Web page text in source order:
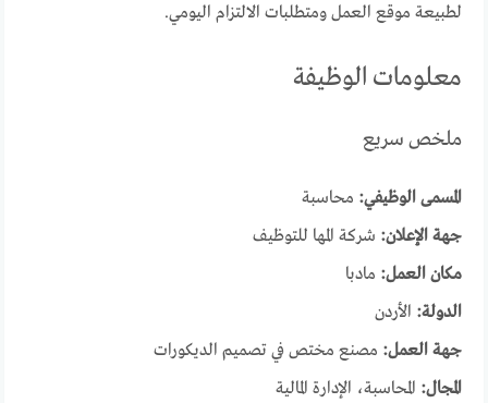
لطبيعة موقع العمل ومتطلبات الالتزام اليومي.
معلومات الوظيفة
ملخص سريع
المسمى الوظيفي: محاسبة
جهة الإعلان: شركة المها للتوظيف
مكان العمل: مادبا
الدولة: الأردن
جهة العمل: مصنع مختص في تصميم الديكورات
المجال: المحاسبة، الإدارة المالية